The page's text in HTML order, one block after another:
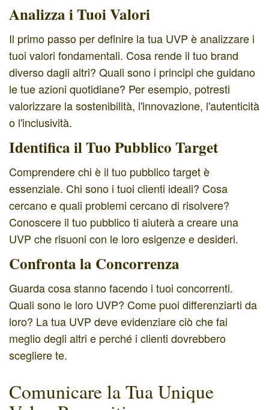
Analizza i Tuoi Valori
Il primo passo per definire la tua UVP è analizzare i
tuoi valori fondamentali. Cosa rende il tuo brand
diverso dagli altri? Quali sono i principi che guidano
le tue azioni quotidiane? Per esempio, potresti
valorizzare la sostenibilità, l'innovazione, l'autenticità
o l'inclusività.
Identifica il Tuo Pubblico Target
Comprendere chi è il tuo pubblico target è
essenziale. Chi sono i tuoi clienti ideali? Cosa
cercano e quali problemi cercano di risolvere?
Conoscere il tuo pubblico ti aiuterà a creare una
UVP che risuoni con le loro esigenze e desideri.
Confronta la Concorrenza
Guarda cosa stanno facendo i tuoi concorrenti.
Quali sono le loro UVP? Come puoi differenziarti da
loro? La tua UVP deve evidenziare ciò che fai
meglio degli altri e perché i clienti dovrebbero
scegliere te.
Comunicare la Tua Unique